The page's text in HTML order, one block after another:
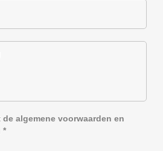
dealgemene voorwaarden en
*